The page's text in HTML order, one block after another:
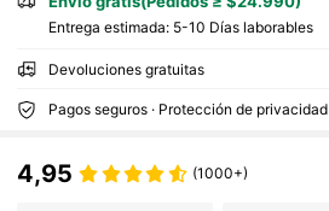
Entrega estimada: 5-10 Días laborables
Devoluciones gratuitas
Pagos seguros · Protección de privacidad
4,95 (1000+)